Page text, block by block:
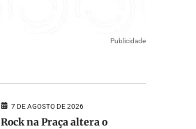
Publicidade
7 DE AGOSTO DE 2026
Rock na Praça altera o